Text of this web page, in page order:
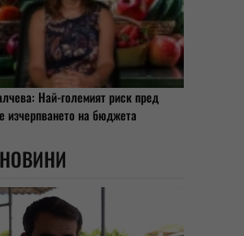
Най-големият риск пред
изчерпването на бюджета